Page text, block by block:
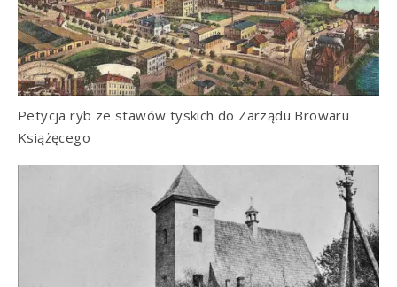
Petycja ryb ze stawów tyskich do Zarządu Browaru
Książęcego